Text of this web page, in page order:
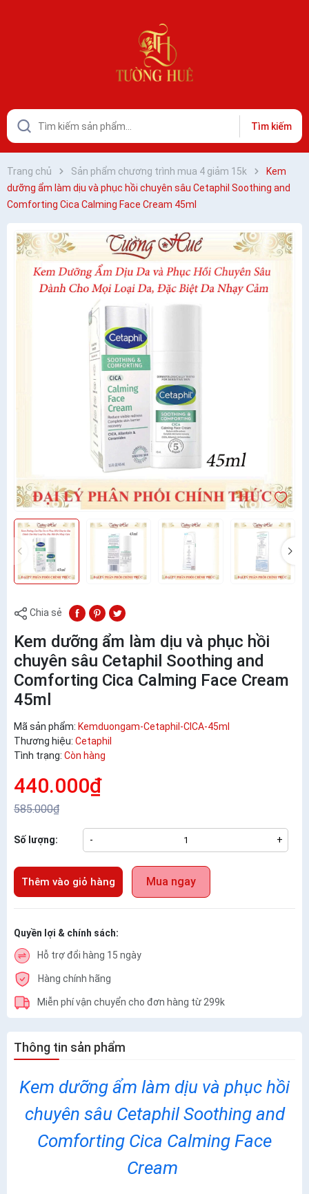
Tìm kiếm
Trang chủ Sản phẩm chương trình mua 4 giảm 15k
Kem
dưỡng ẩm làm dịu và phục hồi chuyên sâu Cetaphil Soothing and
Comforting Cica Calming Face Cream 45ml
Chia sẻ
Kem dưỡng ẩm làm dịu và phục hồi
chuyên sâu Cetaphil Soothing and
Comforting Cica Calming Face Cream
45ml
Mã sản phẩm: Kemduongam-Cetaphil-CICA-45ml
Thương hiệu: Cetaphil
Tình trạng: Còn hàng
440.000₫
585.000₫
Số lượng: - +
Thêm vào giỏ hàng Mua ngay
Quyền lợi & chính sách:
Hỗ trợ đổi hàng 15 ngày
Hàng chính hãng
Miễn phí vận chuyển cho đơn hàng từ 299k
Thông tin sản phẩm
Kem dưỡng ẩm làm dịu và phục hồi
chuyên sâu Cetaphil Soothing and
Comforting Cica Calming Face
Cream